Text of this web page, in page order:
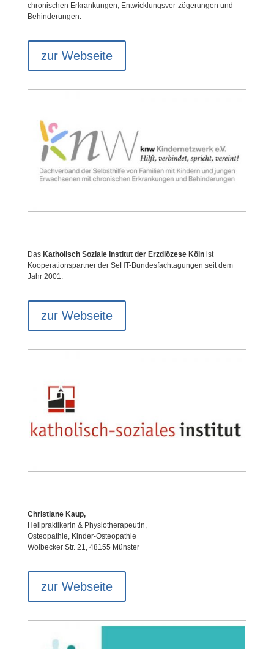
chronischen Erkrankungen, Entwicklungsver-zögerungen und
Behinderungen.
zur Webseite
Das Katholisch Soziale Institut der Erzdiözese Kölnist
Kooperationspartner der SeHT-Bundesfachtagungen seit dem
Jahr 2001.
zur Webseite
Christiane Kaup,
Heilpraktikerin & Physiotherapeutin,
Osteopathie, Kinder-Osteopathie
Wolbecker Str. 21, 48155 Münster
zur Webseite